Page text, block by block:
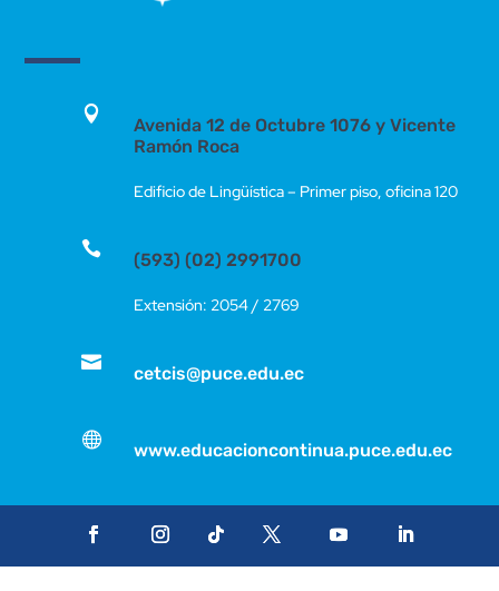

Avenida 12 de Octubre 1076 y Vicente
Ramón Roca
Edificio de Lingüística – Primer piso, oficina 120

(593) (02) 2991700
Extensión: 2054 / 2769

cetcis@puce.edu.ec

www.educacioncontinua.puce.edu.ec